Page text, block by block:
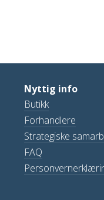
Nyttig info
Butikk
Forhandlere
Strategiske
FAQ